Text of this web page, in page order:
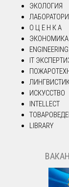
ЭКОЛОГИЯ
О Ц Е Н К А
ЭКОНОМИКА
ENGINEERING
IT
ИСКУССТВО
INTELLECT
LIBRARY